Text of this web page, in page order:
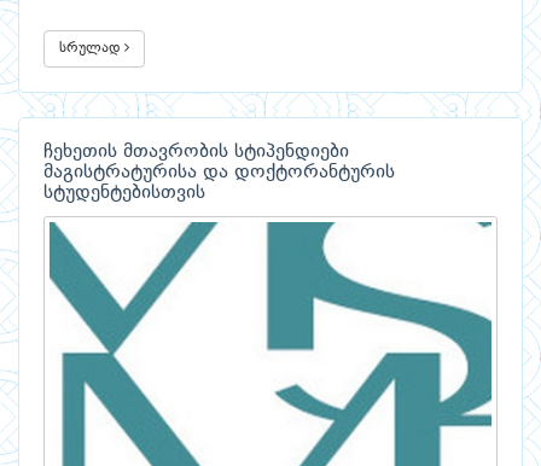
სრულად
ჩეხეთის მთავრობის სტიპენდიები
მაგისტრატურისა და დოქტორანტურის
სტუდენტებისთვის